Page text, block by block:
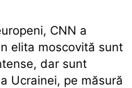
CNN a
elita moscovită sunt
dar sunt
Ucrainei, pe măsură